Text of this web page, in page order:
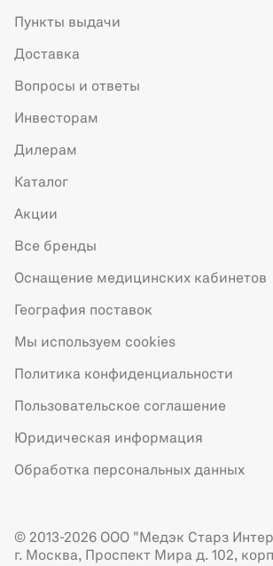
Пункты выдачи
Доставка
Вопросы и ответы
Инвесторам
Дилерам
Каталог
Акции
Все бренды
Оснащение медицинских кабинетов
География поставок
Мы используем cookies
Политика конфиденциальности
Пользовательское соглашение
Юридическая информация
Обработка персональных данных
© 2013-2026 ООО "Медэк Старз
г. Москва, Проспект Мира д. 102,